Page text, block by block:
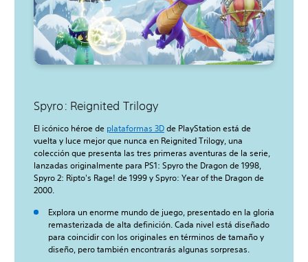
Spyro: Reignited Trilogy
El icónico héroe de plataformas 3Dde PlayStation está de
vuelta y luce mejor que nunca en Reignited Trilogy, una
colección que presenta las tres primeras aventuras de la serie,
lanzadas originalmente para PS1: Spyro the Dragon de 1998,
Spyro 2: Ripto's Rage! de 1999 y Spyro: Year of the Dragon de
2000.
Explora un enorme mundo de juego, presentado en la gloria
remasterizada de alta definición. Cada nivel está diseñado
para coincidir con los originales en términos de tamaño y
diseño, pero también encontrarás algunas sorpresas.